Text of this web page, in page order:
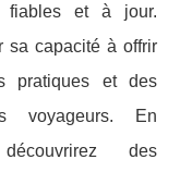
fiables et à jour.
sa capacité à offrir
pratiques et des
voyageurs. En
des